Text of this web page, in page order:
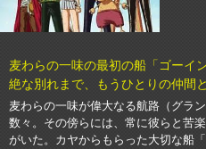
麦わらの一味の最初の船「ゴーイ
絶な別れまで、もうひとりの仲間
麦わらの一味が偉大なる航路（グラ
数々。その傍らには、常に彼らと苦
がいた。カヤからもらった大切な船